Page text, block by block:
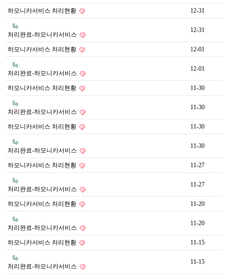
하모니카서비스 처리현황 12-31
처리완료-하모니카서비스
12-31
하모니카서비스 처리현황 12-01
처리완료-하모니카서비스
12-01
하모니카서비스 처리현황 11-30
처리완료-하모니카서비스
11-30
하모니카서비스 처리현황 11-30
처리완료-하모니카서비스
11-30
하모니카서비스 처리현황 11-27
처리완료-하모니카서비스
11-27
하모니카서비스 처리현황 11-20
처리완료-하모니카서비스
11-20
하모니카서비스 처리현황 11-15
처리완료-하모니카서비스
11-15